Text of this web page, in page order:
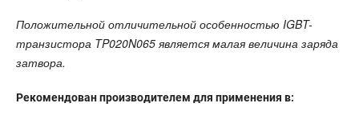
Положительной отличительной особенностью IGBT-
транзистора TP020N065 является малая величина заряда
затвора.
Рекомендован производителем для применения в: